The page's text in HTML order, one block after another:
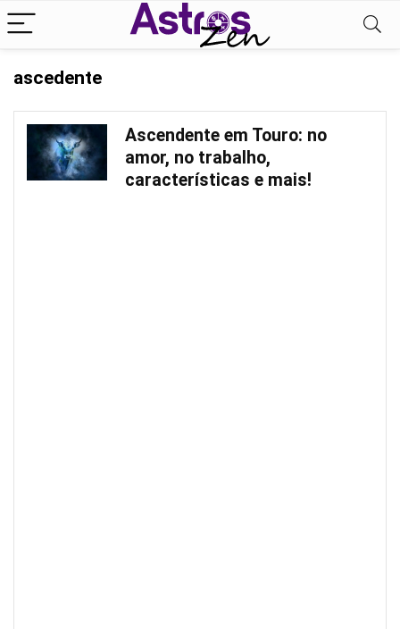
ascedente
Ascendente em Touro: no
amor, no trabalho,
características e mais!